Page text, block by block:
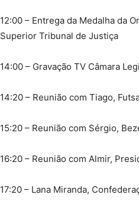
12:00 – Entrega da Medalha da
Superior Tribunal de Justiça
14:00 – Gravação TV Câmara
14:20 – Reunião com Tiago,
15:20 – Reunião com Sérgio,
16:20 – Reunião com Almir,
17:20 – Lana Miranda,